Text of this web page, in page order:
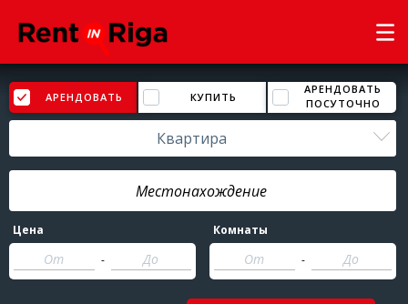
АРЕНДОВАТЬ КУПИТЬ
АРЕНДОВАТЬ
ПОСУТОЧНО
Квартира
Цена
-
Комнаты
-